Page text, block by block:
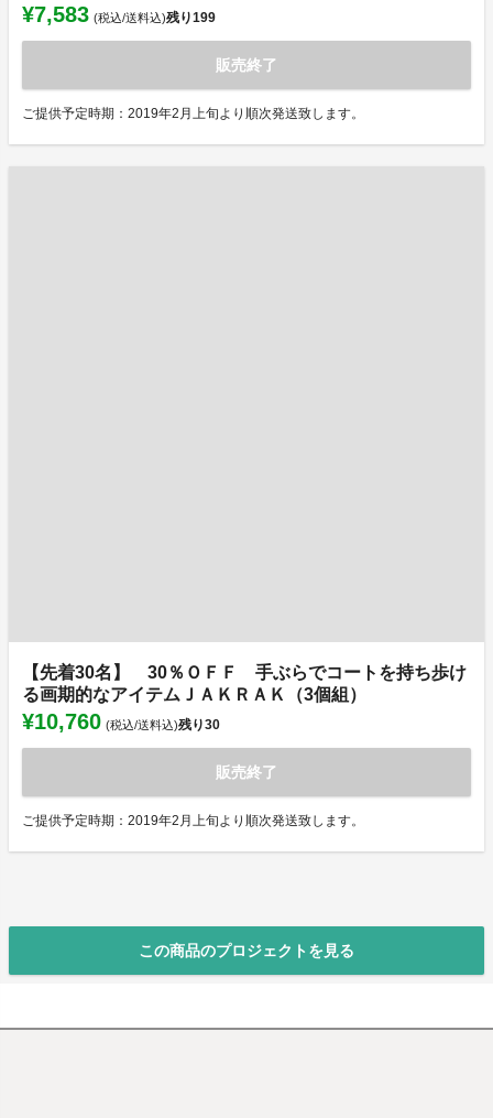
¥7,583 (税込/送料込)残り199
販売終了
ご提供予定時期：2019年2月上旬より順次発送致します。
【先着30名】 30％ＯＦＦ 手ぶらでコートを持ち歩け
る画期的なアイテムＪＡＫＲＡＫ（3個組）
¥10,760 (税込/送料込)残り30
販売終了
ご提供予定時期：2019年2月上旬より順次発送致します。
この商品のプロジェクトを見る